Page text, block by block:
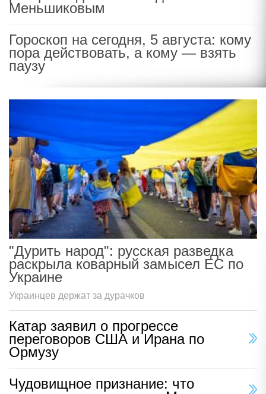
Меньшиковым
Гороскоп на сегодня, 5 августа: кому
пора действовать, а кому — взять
паузу
"Дурить народ": русская разведка
раскрыла коварный замысел ЕС по
Украине
Украинцев держат за дурачков
Катар заявил о прогрессе
переговоров США и Ирана по
Ормузу
Чудовищное признание: что